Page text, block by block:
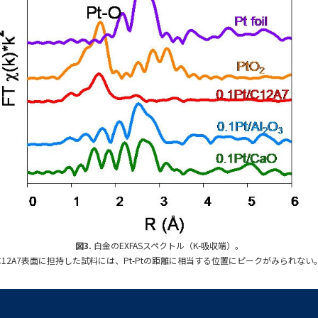
図3. 白金のEXFASスペクトル（K-吸収端）。
表面に担持した試料には、Pt-Ptの距離に相当する位置にピークがみられない